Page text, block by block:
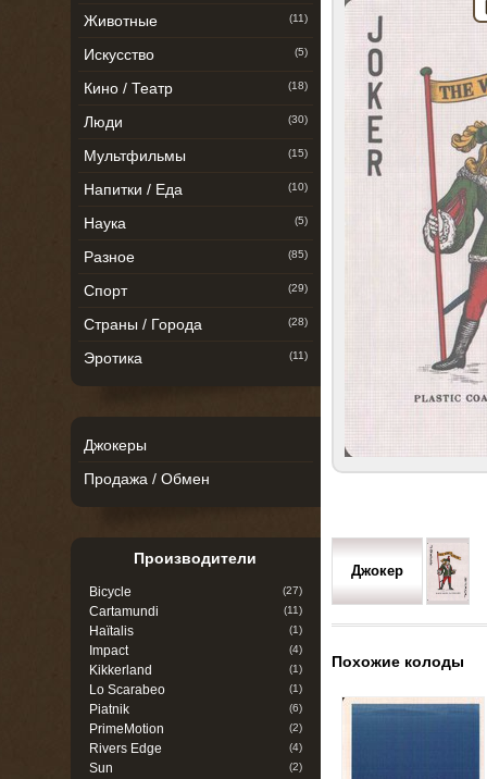
(11)
Животные
(5)
Искусство
(18)
Кино / Театр
(30)
Люди
(15)
Мультфильмы
(10)
Напитки / Еда
(5)
Наука
(85)
Разное
(29)
Спорт
(28)
Страны / Города
(11)
Эротика
Джокеры
Продажа / Обмен
Производители
(27)
Bicycle
(11)
Cartamundi
(1)
Haïtalis
(4)
Impact
(1)
Kikkerland
(1)
Lo Scarabeo
(6)
Piatnik
(2)
PrimeMotion
(4)
Rivers Edge
(2)
Sun
Джокер
Похожие колоды